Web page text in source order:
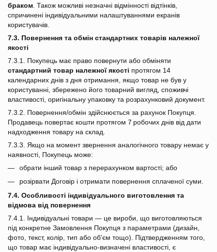
браком . Також можливі незначні відмінності відтінків,
спричинені індивідуальними налаштуваннями екранів
користувачів.
7.3. Повернення та обмін стандартних товарів належної
якості
7.3.1. Покупець має право повернути або обміняти
стандартний товар належної якості протягом 14
календарних днів з дня отримання, якщо товар не був у
користуванні, збережено його товарний вигляд, споживчі
властивості, оригінальну упаковку та розрахунковий документ.
7.3.2. Повернення/обмін здійснюється за рахунок Покупця.
Продавець повертає кошти протягом 7 робочих днів від дати
надходження товару на склад.
7.3.3. Якщо на момент звернення аналогічного товару немає у
наявності, Покупець може:
обрати інший товар з перерахунком вартості; або
розірвати Договір і отримати повернення сплаченої суми.
7.4. Особливості індивідуального виготовлення та
відмова від повернення
7.4.1. Індивідуальні товари — це вироби, що виготовляються
під конкретне Замовлення Покупця з параметрами (дизайн,
фото, текст, колір, тип або об’єм тощо). Підтвердженням того,
що товар має індивідуально‑визначені властивості, є